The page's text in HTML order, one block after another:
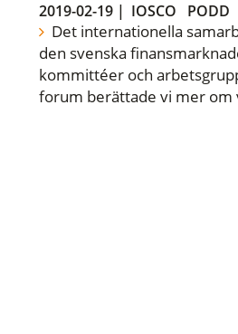
2019-02-19| IOSCO PODD
Det internationella
den svenska
kommittéer och
forum berättade vi mer